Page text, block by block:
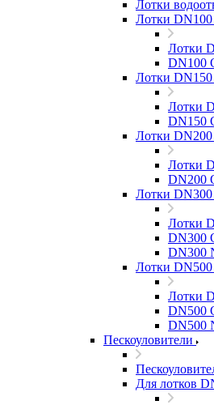
Лотки
Лотки DN100
Лотки
DN100
Лотки DN150
Лотки
DN150
Лотки DN200
Лотки
DN200
Лотки DN300
Лотки
DN300
DN300
Лотки DN500
Лотки
DN500
DN500
Пескоуловители
Для лотков